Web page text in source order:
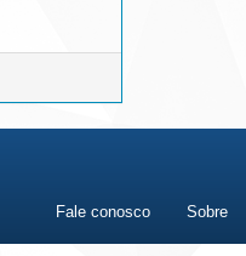
Fale conosco Sobre